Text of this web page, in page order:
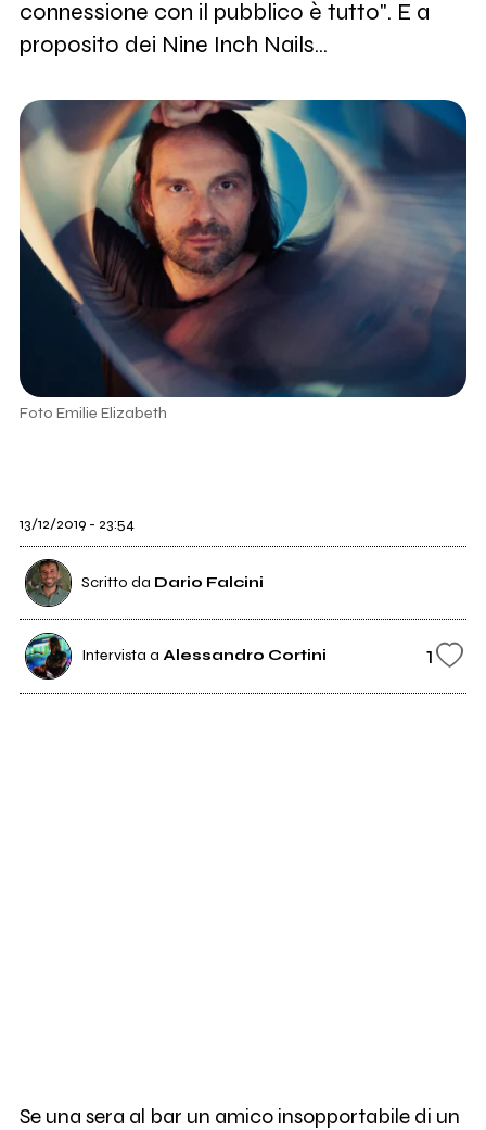
connessione con il pubblico è tutto". E a
proposito dei Nine Inch Nails...
Foto Emilie Elizabeth
13/12/2019 - 23:54
Scritto da Dario Falcini
Intervista a Alessandro Cortini 1
Se una sera al bar un amico insopportabile di un